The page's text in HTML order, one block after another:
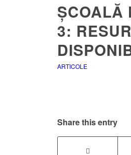
ȘCOALĂ
3:
ARTICOLE
Share this entry